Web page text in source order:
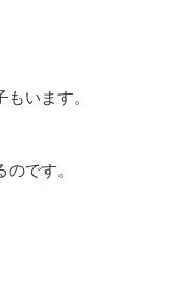
います。
です。